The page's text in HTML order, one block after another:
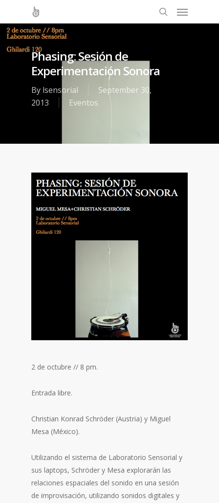
Phasing: Sesión de
Experimentación Sonora
By lsensorial
September 30,
2013
Eventos
2 de octubre // 8 pm.
Entrada libre.
Christian Konrad Schröder (Austria) y Miguel
Mesa (México).
Utilizando el sistema de Laboratorio Sensorial y
sus laptops, Schröder y Mesa explorarán las
relaciones espaciales del sonido en una sesión
de improvisación, utilizando sonidos digitales y